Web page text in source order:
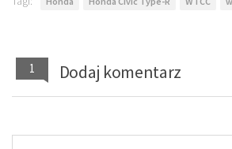
1 Dodaj komentarz